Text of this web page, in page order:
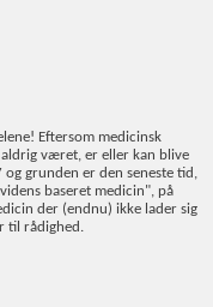
Eftersom medicinsk
aldrig været, er eller kan blive
grunden er den seneste tid,
baseret medicin", på
der (endnu) ikke lader sig
til rådighed.